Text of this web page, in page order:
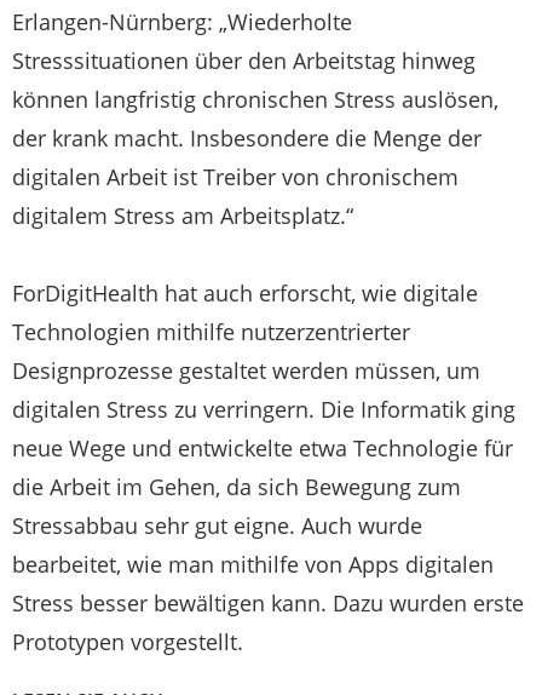
Erlangen-Nürnberg: „Wiederholte
Stresssituationen über den Arbeitstag hinweg
können langfristig chronischen Stress auslösen,
der krank macht. Insbesondere die Menge der
digitalen Arbeit ist Treiber von chronischem
digitalem Stress am Arbeitsplatz.“
ForDigitHealth hat auch erforscht, wie digitale
Technologien mithilfe nutzerzentrierter
Designprozesse gestaltet werden müssen, um
digitalen Stress zu verringern. Die Informatik ging
neue Wege und entwickelte etwa Technologie für
die Arbeit im Gehen, da sich Bewegung zum
Stressabbau sehr gut eigne. Auch wurde
bearbeitet, wie man mithilfe von Apps digitalen
Stress besser bewältigen kann. Dazu wurden erste
Prototypen vorgestellt.